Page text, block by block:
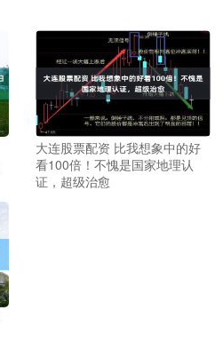
大连股票配资 比我想象中的好
看100倍！不愧是国家地理认
证，超级治愈